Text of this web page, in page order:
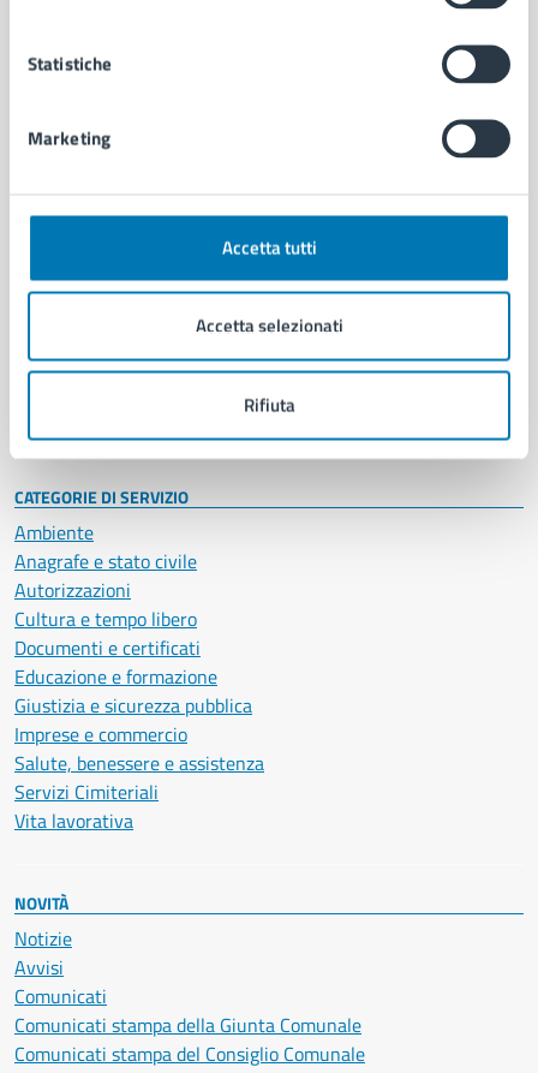
Statistiche
Marketing
Accetta tutti
Accetta selezionati
Rifiuta
Comune di Napoli
AMMINISTRAZIONE
Organi di governo
Enti e fondazioni
Personale amministrativo
Intranet, posta aziendale e protocollo
CATEGORIE DI SERVIZIO
Ambiente
Anagrafe e stato civile
Autorizzazioni
Cultura e tempo libero
Documenti e certificati
Educazione e formazione
Giustizia e sicurezza pubblica
Imprese e commercio
Salute, benessere e assistenza
Servizi Cimiteriali
Vita lavorativa
NOVITÀ
Notizie
Avvisi
Comunicati
Comunicati stampa della Giunta Comunale
Comunicati stampa del Consiglio Comunale